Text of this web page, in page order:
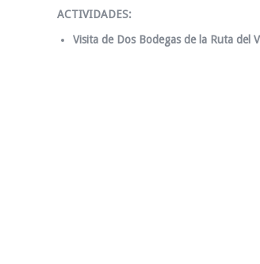
ACTIVIDADES:
Visita de Dos Bodegas de la Ruta del